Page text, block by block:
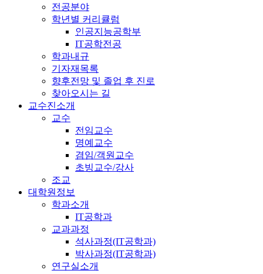
전공분야
학년별 커리큘럼
인공지능공학부
IT공학전공
학과내규
기자재목록
향후전망 및 졸업 후 진로
찾아오시는 길
교수진소개
교수
전임교수
명예교수
겸임/객원교수
초빙교수/강사
조교
대학원정보
학과소개
IT공학과
교과과정
석사과정(IT공학과)
박사과정(IT공학과)
연구실소개